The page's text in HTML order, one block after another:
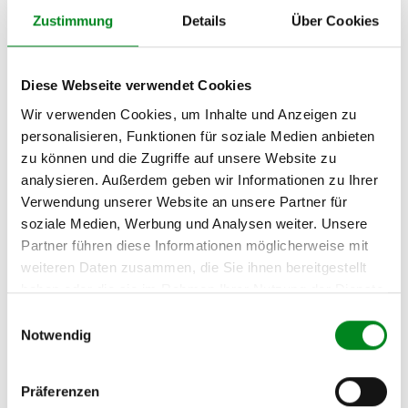
Zustimmung Details Über Cookies
Diese Webseite verwendet Cookies
Wir verwenden Cookies, um Inhalte und Anzeigen zu
personalisieren, Funktionen für soziale Medien anbieten
zu können und die Zugriffe auf unsere Website zu
analysieren. Außerdem geben wir Informationen zu Ihrer
Verwendung unserer Website an unsere Partner für
soziale Medien, Werbung und Analysen weiter. Unsere
Partner führen diese Informationen möglicherweise mit
weiteren Daten zusammen, die Sie ihnen bereitgestellt
haben oder die sie im Rahmen Ihrer Nutzung der Dienste
Notwendig
Präferenzen
Hersteller
Unternehmensname:
Am Wasserturm 55, Coesfeld, NRW, 48653, DE
E-Mail:
info@tmc-turbo.de
Telefon:
02541/8483601
Lenkgetriebe und Servopumpen
Die Qualität und Lebensdauer eines überholten Lenkgetriebes ist